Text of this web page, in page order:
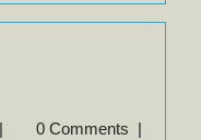
12″
| 0 Comments |